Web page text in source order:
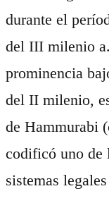
durante el
del III milenio
prominencia
del II milenio,
de Hammurabi
codificó uno de
sistemas